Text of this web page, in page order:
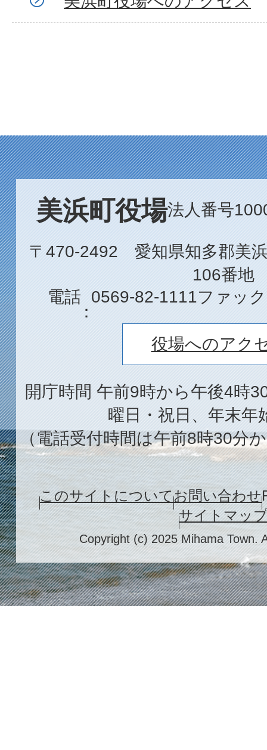
美浜町役場法人番号
〒470-2492 愛知県知多郡美
106番地
電話
0569-82-1111ファッ
役場へのアク
開庁時間 午前9時から午後4時
曜日・祝日、年末年
（電話受付時間は午前8時30分
このサイトについてお問い合わせ
サイトマッ
Copyright (c) 2025 Mihama Town.